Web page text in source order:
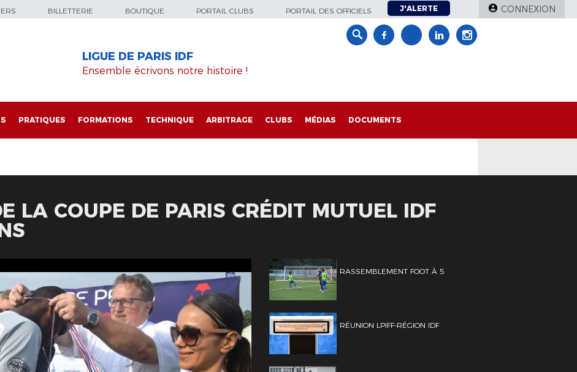
BILLETTERIE BOUTIQUE PORTAIL CLUBS PORTAIL DES OFFICIELS J'ALERTE CONNEXION
LIGUE DE PARIS IDF
Ensemble écrivons notre histoire !
PRATIQUES FORMATIONS TECHNIQUE ARBITRAGE CLUBS MÉDIAS DOCUMENTS
LA COUPE DE PARIS CRÉDIT MUTUEL IDF
RASSEMBLEMENT FOOT À 5
RÉUNION LPIFF-RÉGION IDF